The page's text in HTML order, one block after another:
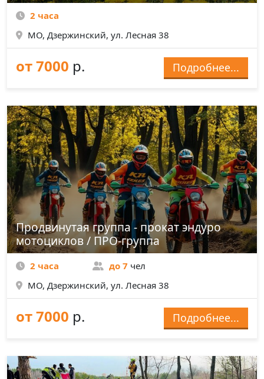
2 часа
МО, Дзержинский, ул. Лесная 38
от 7000 р. Подробнее...
Продвинутая группа - прокат эндуро
мотоциклов / ПРО-группа
2 часа до 7 чел
МО, Дзержинский, ул. Лесная 38
от 7000 р. Подробнее...